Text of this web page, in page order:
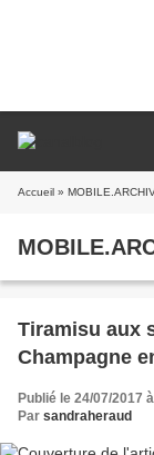
Accueil »
Tiramisu aux
Champagne
Publié le 24/07/2017
Par sandraheraud